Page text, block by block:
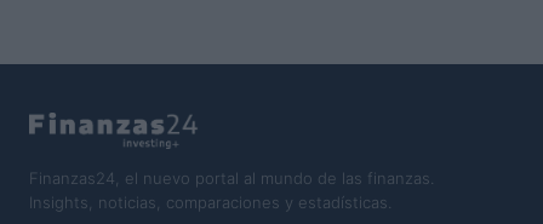
Finanzas24, el nuevo portal al mundo de las finanzas.
Insights, noticias, comparaciones y estadísticas.